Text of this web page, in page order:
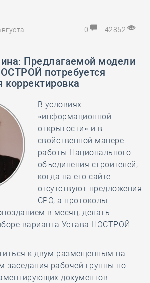
0 42852
: Предлагаемой модели
потребуется
корректировка
В условиях
«информационной
открытости» и в
свойственной манере
работы Национального
объединения строителей,
когда на его сайте
отсутствуют предложения
СРО, а протоколы
в месяц, делать
варианта Устава НОСТРОЙ
к двум размещенным на
заседания рабочей группы по
документов